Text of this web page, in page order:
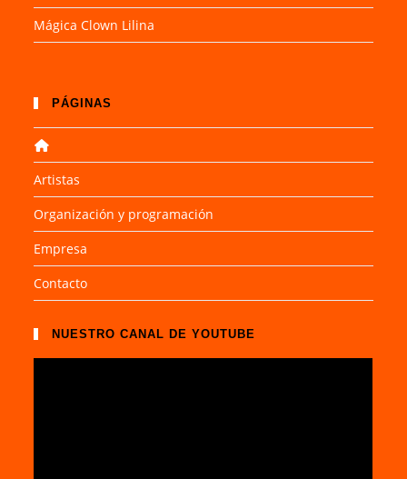
Mágica Clown Lilina
PÁGINAS
Artistas
Organización y programación
Empresa
Contacto
NUESTRO CANAL DE YOUTUBE